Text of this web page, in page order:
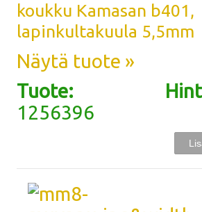
koukku Kamasan b401,
lapinkultakuula 5,5mm
Näytä tuote »
Tuote:
1256396